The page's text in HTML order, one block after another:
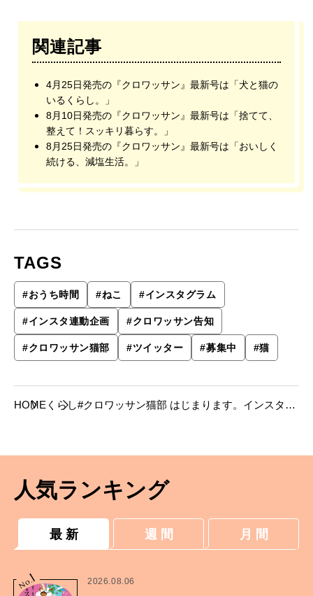
関連記事
4月25日発売の『クロワッサン』最新号は「犬と猫の
いるくらし。」
8月10日発売の『クロワッサン』最新号は「捨てて、
整えて！スッキリ暮らす。」
8月25日発売の『クロワッサン』最新号は「おいしく
続ける、減塩生活。」
TAGS
#おうち時間 #ねこ #インスタグラム
#インスタ連動企画 #クロワッサン告知
#クロワッサン猫部 #ツイッター #募集中 #猫
HOME くらし#クロワッサン猫部 はじまります。インスタと
人気ランキング
最 新 週 間 月 間
No.
1 2026.08.06